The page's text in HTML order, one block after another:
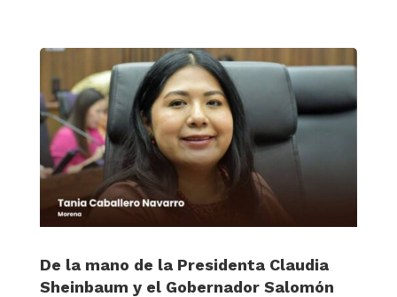
De la mano de la Presidenta Claudia
Sheinbaum y el Gobernador Salomón